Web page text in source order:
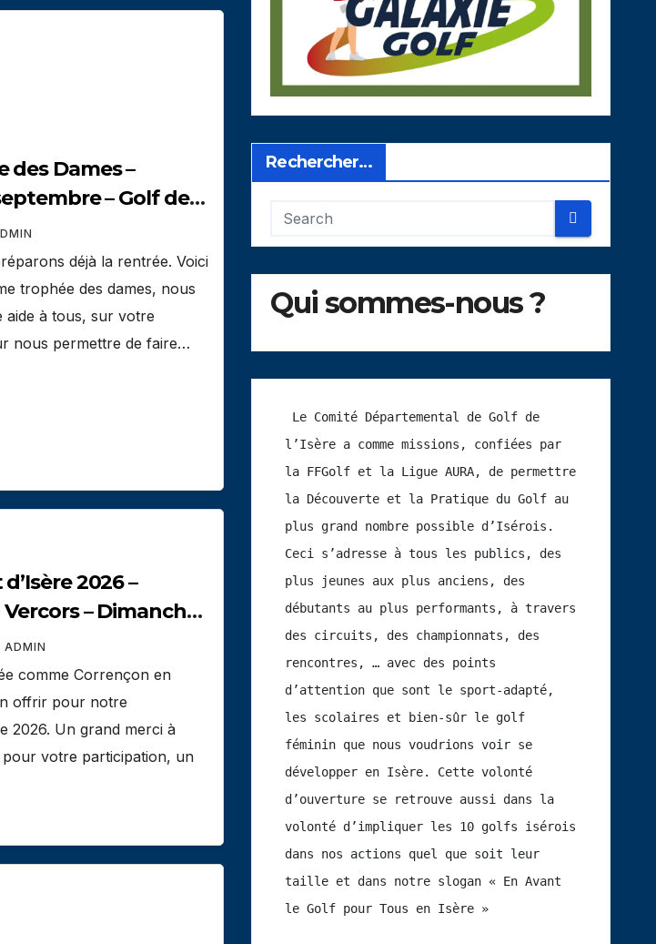
des Dames –
– Golf de
déjà la rentrée. Voici
trophée des dames, nous
à tous, sur votre
nous permettre de faire…
2026 –
– Dimanche
ADMIN
comme Corrençon en
offrir pour notre
2026. Un grand merci à
votre participation, un
Rechercher…
Qui sommes-nous ?
l’Isère a comme missions, confiées par
la FFGolf et la Ligue AURA, de permettre
la Découverte et la Pratique du Golf au
plus grand nombre possible d’Isérois.
Ceci s’adresse à tous les publics, des
plus jeunes aux plus anciens, des
débutants au plus performants, à travers
des circuits, des championnats, des
rencontres, … avec des points
d’attention que sont le sport-adapté,
les scolaires et bien-sûr le golf
féminin que nous voudrions voir se
développer en Isère. Cette volonté
d’ouverture se retrouve aussi dans la
volonté d’impliquer les 10 golfs isérois
dans nos actions quel que soit leur
taille et dans notre slogan « En Avant
le Golf pour Tous en Isère »